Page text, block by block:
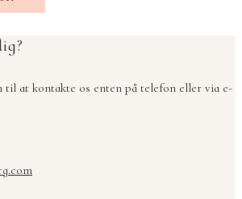
til at kontakte os enten på telefon eller via e-